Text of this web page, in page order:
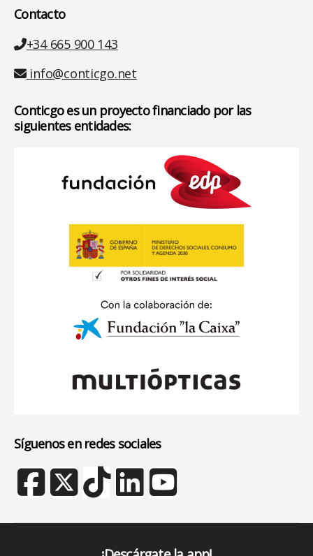
Contacto
Teléfono
+34 665 900 143
Email
info@conticgo.net
Conticgo es un proyecto financiado por las
siguientes entidades:
Síguenos en redes sociales